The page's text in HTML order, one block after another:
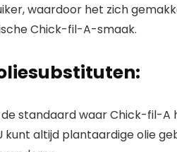
waardoor het zich
Chick-fil-A-smaak.
de standaard waar Chick-fil-A
kunt altijd plantaardige olie